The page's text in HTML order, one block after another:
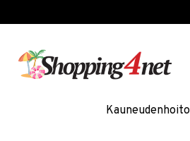
Kauneudenhoito